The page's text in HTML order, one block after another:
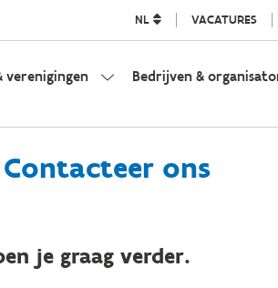
NL VACATURES
verenigingen Bedrijven &
Contacteer ons
je graag verder.